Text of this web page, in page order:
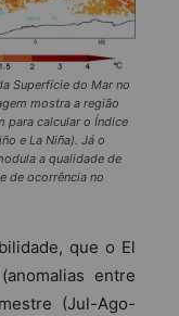
Superfície do Mar no
mostra a região
para calcular o Índice
e La Niña). Já o
a qualidade de
de ocorrência no
que o El
entre
(Jul-Ago-